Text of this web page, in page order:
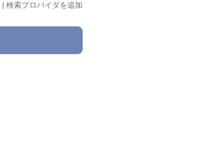
| 検索プロバイダを追加